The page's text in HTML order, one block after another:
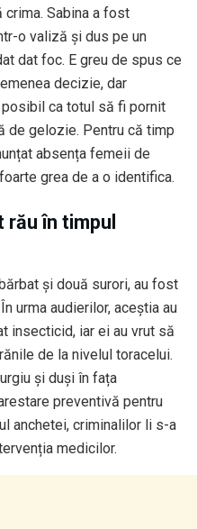
Sabina a fost
o valiză și dus pe un
dat foc. E greu de spus ce
decizie, dar
ca totul să fi pornit
de gelozie. Pentru că timp
absența femeii de
grea de a o identifica.
în timpul
și două surori, au fost
urma audierilor, aceștia au
insecticid, iar ei au vrut să
de la nivelul toracelui.
și duși în fața
preventivă pentru
anchetei, criminalilor li s-a
medicilor.